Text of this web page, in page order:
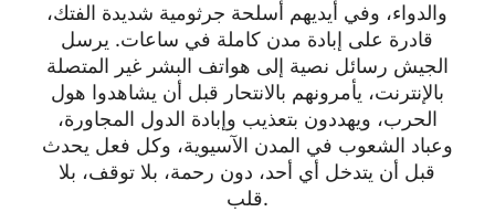
والدواء، وفي أيديهم أسلحة جرثومية شديدة الفتك،
قادرة على إبادة مدن كاملة في ساعات. يرسل
الجيش رسائل نصية إلى هواتف البشر غير المتصلة
بالإنترنت، يأمرونهم بالانتحار قبل أن يشاهدوا هول
الحرب، ويهددون بتعذيب وإبادة الدول المجاورة،
وعباد الشعوب في المدن الآسيوية، وكل فعل يحدث
قبل أن يتدخل أي أحد، دون رحمة، بلا توقف، بلا
قلب.